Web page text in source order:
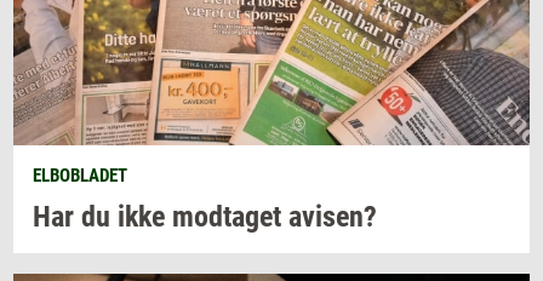
ELBOBLADET
Har du ikke mod­ta­get avi­sen?